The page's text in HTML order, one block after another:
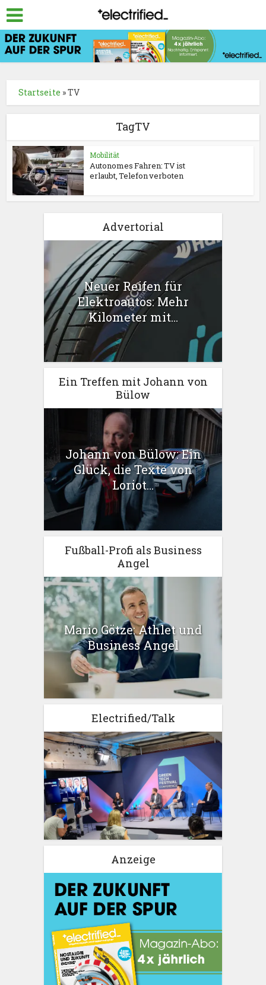
Startseite »TV
TagTV
Mobilität
Autonomes Fahren: TV ist
erlaubt, Telefon verboten
Advertorial
Neuer Reifen für
Elektroautos: Mehr
Kilometer mit...
Ein Treffen mit Johann von
Bülow
Johann von Bülow: Ein
Glück, die Texte von
Loriot...
Fußball-Profi als Business
Angel
Mario Götze: Athlet und
Business Angel
Electrified/Talk
Anzeige